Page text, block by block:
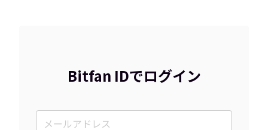
Bitfan IDでログイン